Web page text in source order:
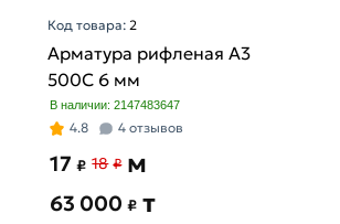
Код товара:2
Арматура рифленая А3
500С 6 мм
В наличии: 2147483647
4.8 4 отзывов
17₽ 18 ₽ м
63 000₽ т